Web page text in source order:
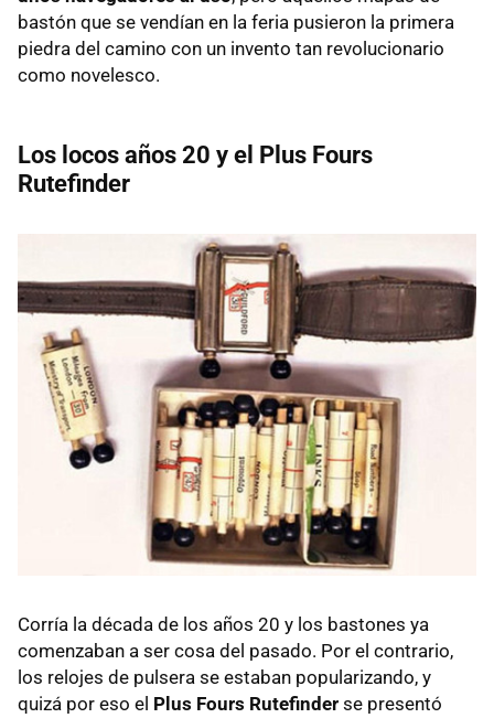
bastón que se vendían en la feria pusieron la primera
piedra del camino con un invento tan revolucionario
como novelesco.
Los locos años 20 y el Plus Fours
Rutefinder
Corría la década de los años 20 y los bastones ya
comenzaban a ser cosa del pasado. Por el contrario,
los relojes de pulsera se estaban popularizando, y
quizá por eso el Plus Fours Rutefinder se presentó